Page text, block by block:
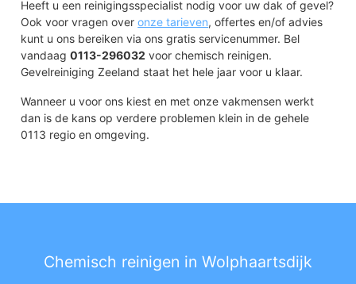
Heeft u een reinigingsspecialist nodig voor uw dak of gevel?
Ook voor vragen overonze tarieven, offertes en/of advies
kunt u ons bereiken via ons gratis servicenummer. Bel
vandaag0113-296032 voor chemisch reinigen.
Gevelreiniging Zeeland staat het hele jaar voor u klaar.
Wanneer u voor ons kiest en met onze vakmensen werkt
dan is de kans op verdere problemen klein in de gehele
0113 regio en omgeving.
Chemisch reinigen in Wolphaartsdijk